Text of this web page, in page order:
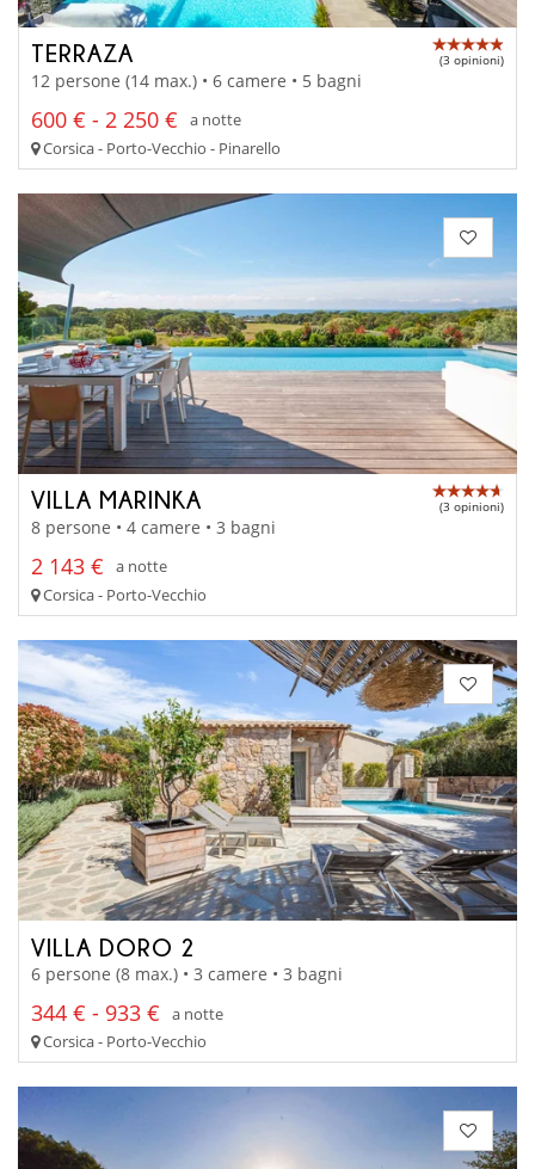
TERRAZA (3 opinioni)
12 persone (14 max.) • 6 camere • 5 bagni
600 € - 2 250 €
a notte
Corsica - Porto-Vecchio - Pinarello
VILLA MARINKA (3 opinioni)
8 persone • 4 camere • 3 bagni
2 143 €
a notte
Corsica - Porto-Vecchio
VILLA DORO 2
6 persone (8 max.) • 3 camere • 3 bagni
344 € - 933 €
a notte
Corsica - Porto-Vecchio